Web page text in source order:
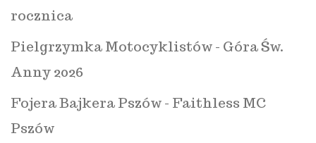
rocznica
Pielgrzymka Motocyklistów - Góra Św.
Anny 2026
Fojera Bajkera Pszów - Faithless MC
Pszów